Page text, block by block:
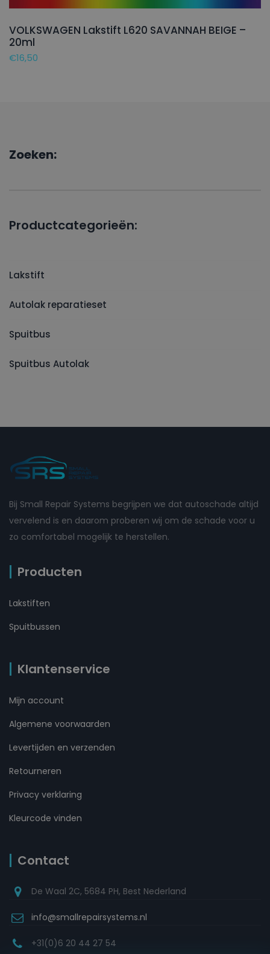
VOLKSWAGEN Lakstift L620 SAVANNAH BEIGE –
20ml
€16,50
Zoeken:
Productcategorieën:
Lakstift
Autolak reparatieset
Spuitbus
Spuitbus Autolak
Bij Small Repair Systems begrijpen we dat autoschade altijd
vervelend is en daarom proberen wij om de schade voor u
zo comfortabel mogelijk te herstellen.
Producten
Lakstiften
Spuitbussen
Klantenservice
Mijn account
Algemene voorwaarden
Levertijden en verzenden
Retourneren
Privacy verklaring
Kleurcode vinden
Contact
De Waal 2C, 5684 PH, Best Nederland
info@smallrepairsystems.nl
+31(0)6 20 44 27 54